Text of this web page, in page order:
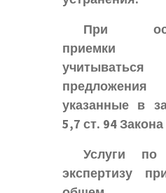
При
приемки
указанные в
5,7 ст. 94
Услуги по
экспертизу